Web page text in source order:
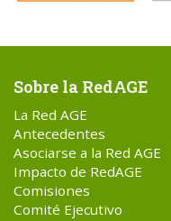
Sobre la RedAGE
La Red AGE
Antecedentes
Asociarse a la Red AGE
Impacto de RedAGE
Comisiones
Comité Ejecutivo